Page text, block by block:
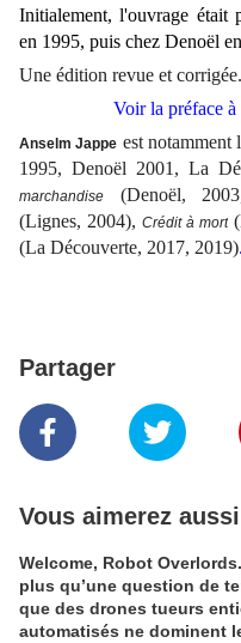
Initialement, l'ouvrage était
en 1995, puis chez Denoël
Une édition revue et corrigée.
Voir la préface
Anselm Jappe est notamment
1995, Denoël 2001, La
marchandise
(Denoël,
(Lignes, 2004), Crédit à mort
(La Découverte, 2017, 2019).
Partager
Vous aimerez aussi
Welcome, Robot
plus qu’une question de
que des drones tueurs
automatisés ne dominent